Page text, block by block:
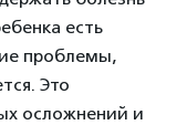
есть
проблемы,
Это
осложнений и